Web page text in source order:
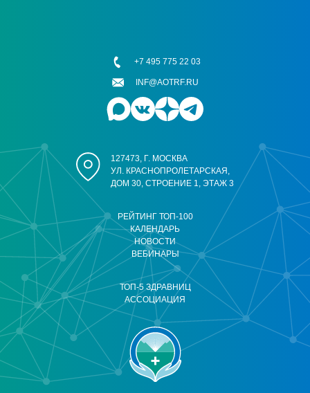
РЕЙТИНГ ТОП-100
КАЛЕНДАРЬ
НОВОСТИ
ВЕБИНАРЫ
ТОП-5 ЗДРАВНИЦ
АССОЦИАЦИЯ
127473, Г. МОСКВА
УЛ. КРАСНОПРОЛЕТАРСКАЯ,
ДОМ 30, СТРОЕНИЕ 1, ЭТАЖ 3
+7 495 775 22 03
INF@AOTRF.RU